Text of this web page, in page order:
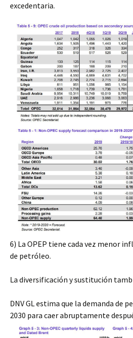
excedentaria.
6) La OPEP tiene cada vez menor
de petróleo.
La diversificación y sustitución
DNV GL estima que la demanda de
2030 para caer abruptamente